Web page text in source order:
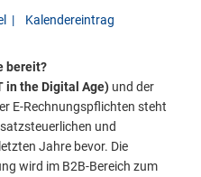
| Kalendereintrag
bereit?
in the Digital Age) und der
E-Rechnungspflichten steht
und
Jahre bevor. Die
wird im B2B-Bereich zum